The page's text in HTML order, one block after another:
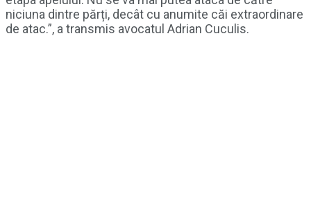
niciuna dintre părți, decât cu anumite căi extraordinare
de atac.”, a transmis avocatul Adrian Cuculis.